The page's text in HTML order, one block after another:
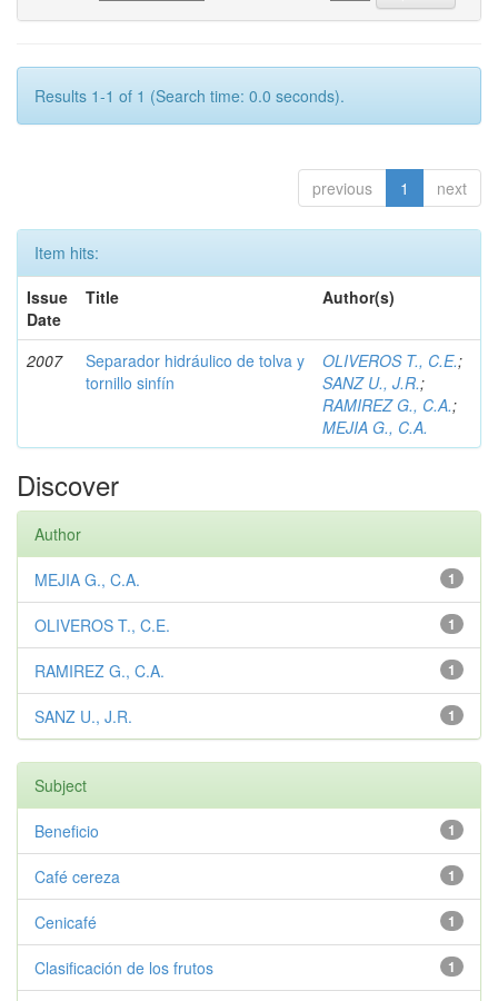
Results 1-1 of 1 (Search time: 0.0 seconds).
previous 1 next
Item hits:
Issue
Date
Title Author(s)
2007
Separador hidráulico de tolva y
tornillo sinfín
OLIVEROS T., C.E.;
SANZ U., J.R.;
RAMIREZ G., C.A.;
MEJIA G., C.A.
Discover
Author
1
MEJIA G., C.A.
1
OLIVEROS T., C.E.
1
RAMIREZ G., C.A.
1
SANZ U., J.R.
Subject
1
Beneficio
1
Café cereza
1
Cenicafé
1
Clasificación de los frutos